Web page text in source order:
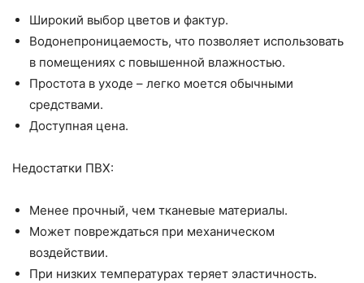
Широкий выбор цветов и фактур.
Водонепроницаемость, что позволяет использовать
в помещениях с повышенной влажностью.
Простота в уходе – легко моется обычными
средствами.
Доступная цена.
Недостатки ПВХ:
Менее прочный, чем тканевые материалы.
Может повреждаться при механическом
воздействии.
При низких температурах теряет эластичность.